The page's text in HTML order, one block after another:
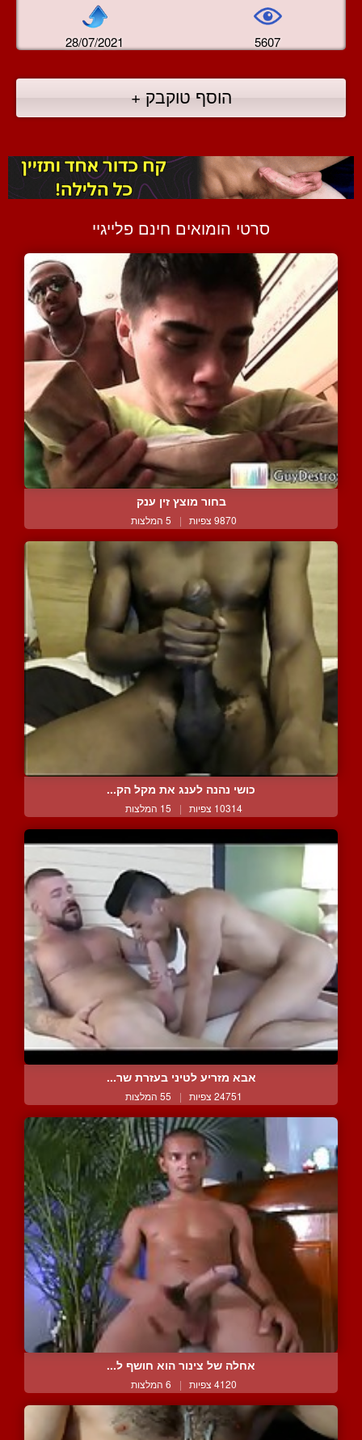
28/07/2021 5607
הוסף טוקבק +
סרטי הומואים חינם פלייגיי
בחור מוצץ זין ענק
9870 צפיות | 5 המלצות
כושי נהנה לענג את מקל הק...
10314 צפיות | 15 המלצות
אבא מזריע לטיני בעזרת שר...
24751 צפיות | 55 המלצות
אחלה של צינור הוא חושף ל...
4120 צפיות | 6 המלצות